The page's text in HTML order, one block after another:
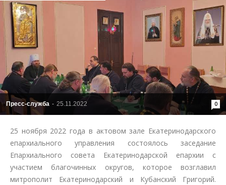
Пресс-служба - 25.11.2022 0
25 ноября 2022 года в актовом зале Екатеринодарского
епархиального управления состоялось заседание
Епархиального совета Екатеринодарской епархии с
участием благочинных округов, которое возглавил
митрополит Екатеринодарский и Кубанский Григорий.